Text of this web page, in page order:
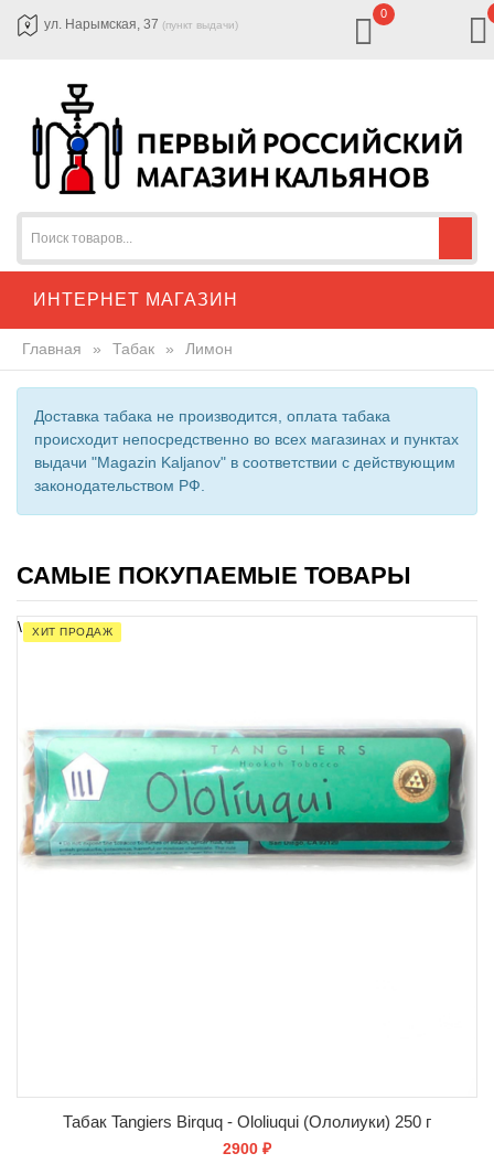
ул. Нарымская, 37 (пункт выдачи)
0
ИНТЕРНЕТ МАГАЗИН
Главная » Табак » Лимон
Доставка табака не производится, оплата табака
происходит непосредственно во всех магазинах и пунктах
выдачи "Magazin Kaljanov" в соответствии с действующим
законодательством РФ.
САМЫЕ ПОКУПАЕМЫЕ ТОВАРЫ
ХИТ ПРОДАЖ
\
Табак Tangiers Birquq - Ololiuqui (Ололиуки) 250 г
2900 ₽